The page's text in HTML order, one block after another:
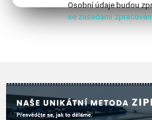
Osobní údaje budou
se zásadami